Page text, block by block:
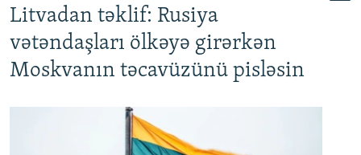
Litvadan təklif: Rusiya
vətəndaşları ölkəyə girərkən
Moskvanın təcavüzünü pisləsin